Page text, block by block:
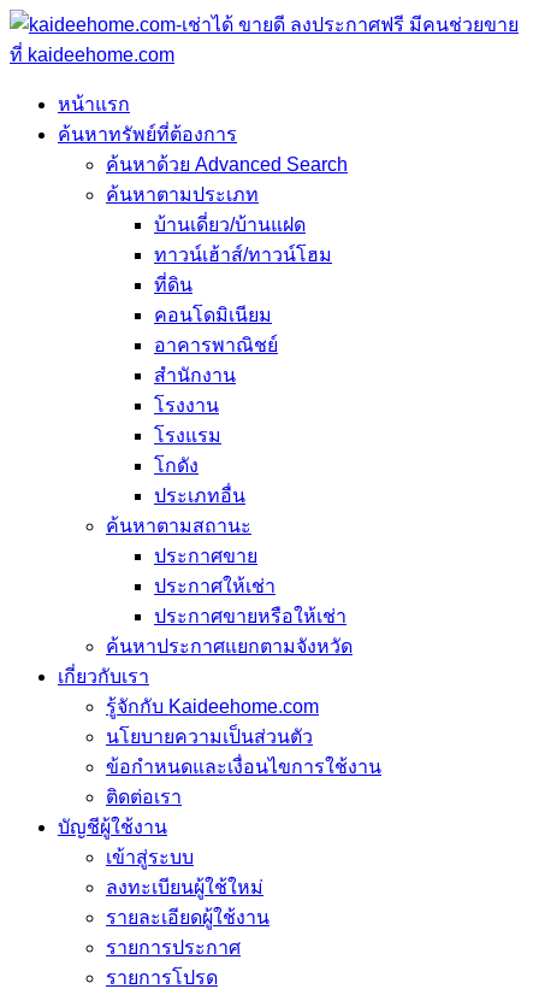
หน้าแรก
ค้นหาทรัพย์ที่ต้องการ
ค้นหาด้วย Advanced Search
ค้นหาตามประเภท
บ้านเดี่ยว/บ้านแฝด
ทาวน์เฮ้าส์/ทาวน์โฮม
ที่ดิน
คอนโดมิเนียม
อาคารพาณิชย์
สำนักงาน
โรงงาน
โรงแรม
โกดัง
ประเภทอื่น
ค้นหาตามสถานะ
ประกาศขาย
ประกาศให้เช่า
ประกาศขายหรือให้เช่า
ค้นหาประกาศแยกตามจังหวัด
เกี่ยวกับเรา
รู้จักกับ Kaideehome.com
นโยบายความเป็นส่วนตัว
ข้อกำหนดและเงื่อนไขการใช้งาน
ติดต่อเรา
บัญชีผู้ใช้งาน
เข้าสู่ระบบ
ลงทะเบียนผู้ใช้ใหม่
รายละเอียดผู้ใช้งาน
รายการประกาศ
รายการโปรด